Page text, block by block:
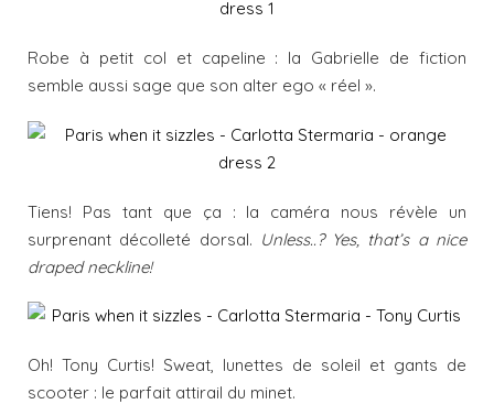
Robe à petit col et capeline : la Gabrielle de fiction
semble aussi sage que son alter ego « réel ».
Tiens! Pas tant que ça : la caméra nous révèle un
surprenant décolleté dorsal. Unless..? Yes, that’s a nice
draped neckline!
Oh! Tony Curtis! Sweat, lunettes de soleil et gants de
scooter : le parfait attirail du minet.